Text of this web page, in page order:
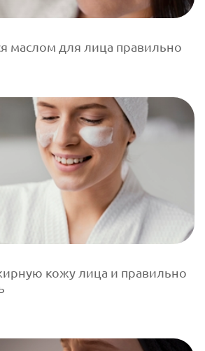
маслом для лица правильно
кожу лица и правильно